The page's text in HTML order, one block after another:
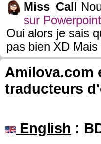
Miss_Call
sur
Oui alors je sais
pas bien XD
Amilova.com
traducteurs
English :